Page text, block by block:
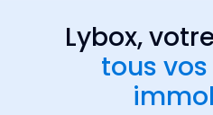
Lybox,
tous